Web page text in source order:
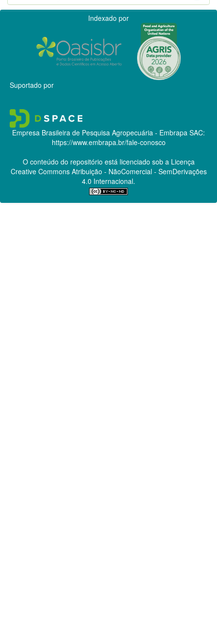
Indexado por
Suportado por
Empresa Brasileira de Pesquisa Agropecuária - Embrapa SAC:
https://www.embrapa.br/fale-conosco
O conteúdo do repositório está licenciado sob a Licença
Creative CommonsAtribuição - NãoComercial - SemDerivações
4.0 Internacional.